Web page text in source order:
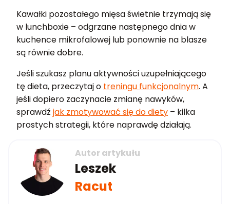
Kawałki pozostałego mięsa świetnie trzymają się
w lunchboxie – odgrzane następnego dnia w
kuchence mikrofalowej lub ponownie na blasze
są równie dobre.
Jeśli szukasz planu aktywności uzupełniającego
tę dieta, przeczytaj o treningu funkcjonalnym. A
jeśli dopiero zaczynacie zmianę nawyków,
sprawdź jak zmotywować się do diety – kilka
prostych strategii, które naprawdę działają.
Autor artykułu
Leszek
Racut